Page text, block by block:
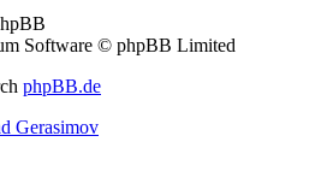
Software © phpBB Limited
phpBB.de
Gerasimov